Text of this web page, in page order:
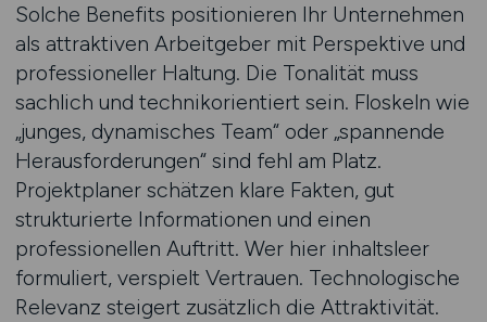
Solche Benefits positionieren Ihr Unternehmen
als attraktiven Arbeitgeber mit Perspektive und
professioneller Haltung. Die Tonalität muss
sachlich und technikorientiert sein. Floskeln wie
„junges, dynamisches Team“ oder „spannende
Herausforderungen“ sind fehl am Platz.
Projektplaner schätzen klare Fakten, gut
strukturierte Informationen und einen
professionellen Auftritt. Wer hier inhaltsleer
formuliert, verspielt Vertrauen. Technologische
Relevanz steigert zusätzlich die Attraktivität.